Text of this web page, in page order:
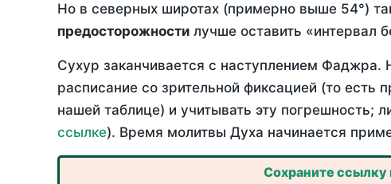
Но в северных широтах (примерно выше 54°)
предосторожности лучше оставить «интервал
Сухур заканчивается с наступлением Фаджра.
расписание со зрительной фиксацией (то есть
нашей таблице) и учитывать эту погрешность;
ссылке). Время молитвы Духа начинается
Сохраните ссылку